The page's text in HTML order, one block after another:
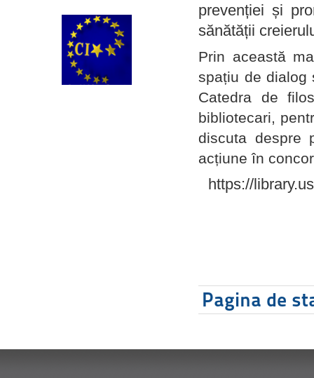
prevenției și
sănătății
Prin această
spațiu de dialog
Catedra de
bibliotecari,
discuta despre
acțiune în
https://
Pagina de